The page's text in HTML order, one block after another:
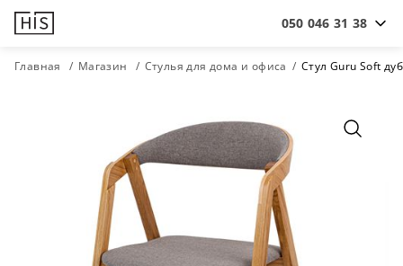
050 046 31 38
Главная Магазин Стулья для дома и офиса Стул Guru Soft дуб